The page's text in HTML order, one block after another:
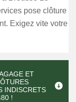
pose clôture
Exigez vite votre
ET
INDISCRETS
!